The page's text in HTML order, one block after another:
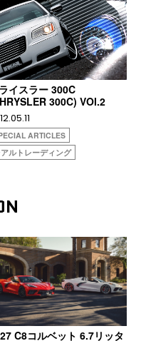
イスラー 300C
300C) VOl.2
ARTICLES
ルトレーディング
C8コルベット 6.7リッタ